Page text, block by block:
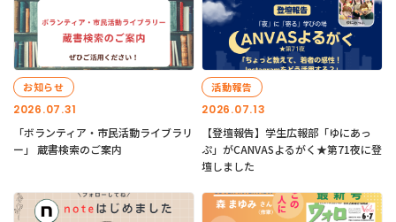
2026.07.31
お知らせ
「ボランティア・市民活動ライブラリ
ー」 蔵書検索のご案内
2026.07.13
活動報告
【登壇報告】学生広報部「ゆにあっ
ぷ」がCANVASよるがく★第71夜に登
壇しました